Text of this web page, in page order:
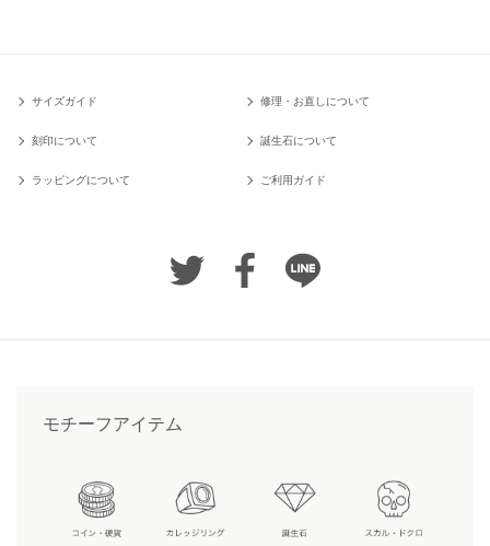
サイズガイド 修理・お直しについて
刻印について 誕生石について
ラッピングについて ご利用ガイド
モチーフアイテム